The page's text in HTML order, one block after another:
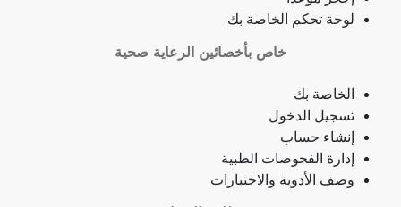
توقف نمو (أو وظيفة) عضو
توقف النخاع العظمي
لوحة تحكم الخاصة بك
خاص بأخصائين الرعاية صحية
الخاصة بك
تسجيل الدخول
إنشاء حساب
إدارة الفحوصات الطبية
وصف الأدوية والاختبارات